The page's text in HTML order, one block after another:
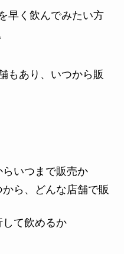
早く飲んでみたい方
もあり、いつから販
らいつまで販売か
ら、どんな店舗で販
て飲めるか